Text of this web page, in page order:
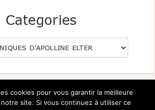
Categories
cookies pour vous garantir la meilleure
site. Si vous continuez à utiliser ce